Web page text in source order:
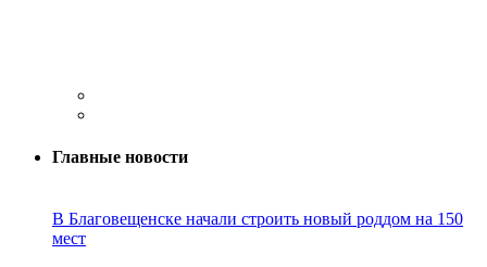
Главные новости
В Благовещенске начали строить новый роддом на 150
мест